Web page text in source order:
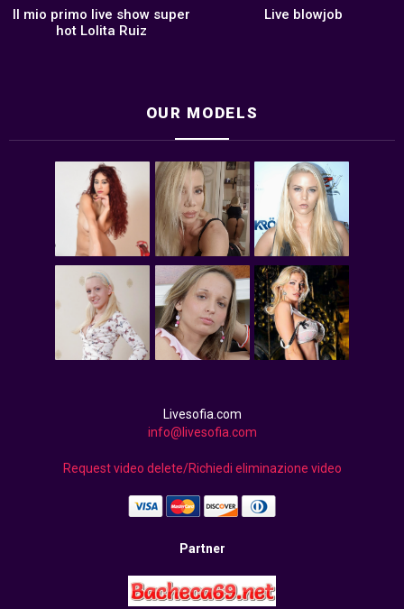
Il mio primo live show super
hot Lolita Ruiz
Live blowjob
OUR MODELS
Livesofia.com
info@livesofia.com
Request video delete/Richiedi eliminazione video
Partner